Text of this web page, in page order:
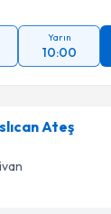
Talebini
Yarın
10:00
Ateş